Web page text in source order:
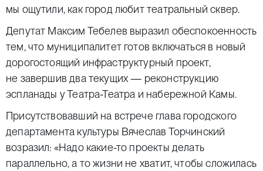
мы ощутили, как город любит театральный сквер.
Депутат Максим Тебелев выразил обеспокоенность
тем, что муниципалитет готов включаться в новый
дорогостоящий инфраструктурный проект,
не завершив два текущих — реконструкцию
эспланады у Театра-Театра и набережной Камы.
Присутствовавший на встрече глава городского
департамента культуры Вячеслав Торчинский
возразил: «Надо какие-то проекты делать
параллельно, а то жизни не хватит, чтобы сложилась